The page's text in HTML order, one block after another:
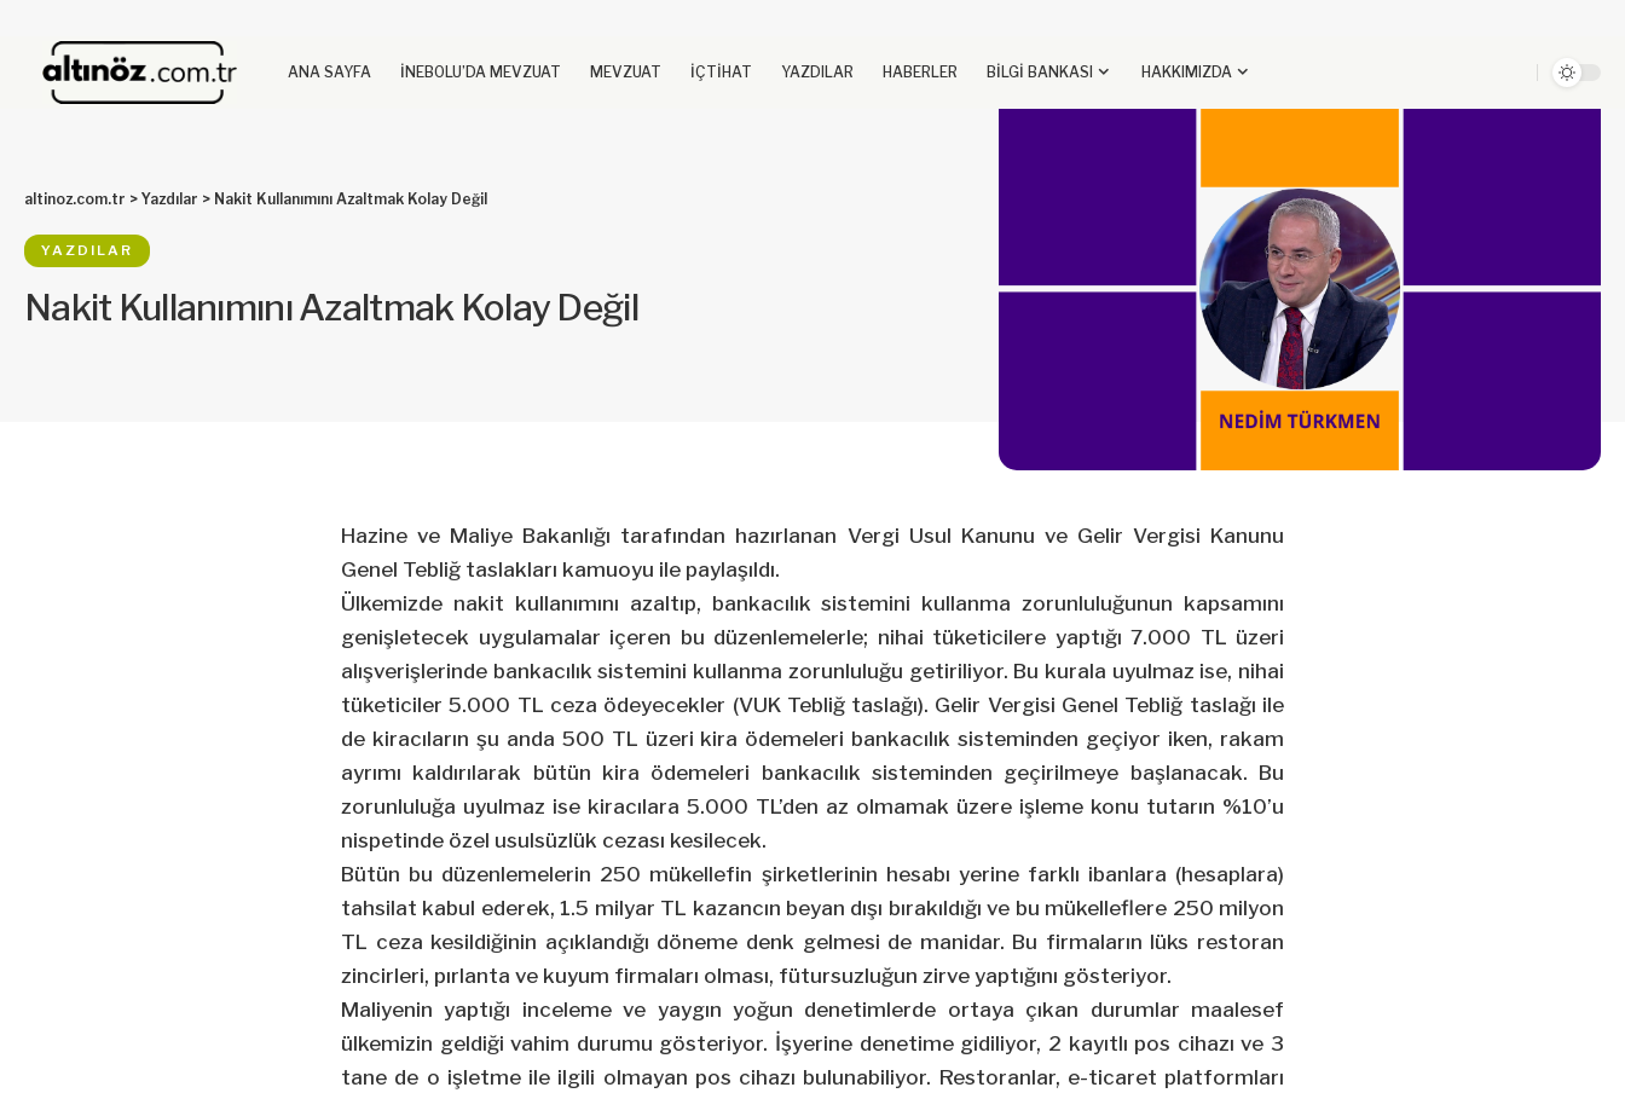
ANA SAYFA İNEBOLU’DA MEVZUAT MEVZUAT İÇTİHAT YAZDILAR HABERLER BİLGİ BANKASI HAKKIMIZDA
altinoz.com.tr > Yazdılar > Nakit Kullanımını Azaltmak Kolay Değil
YAZDILAR
Nakit Kullanımını Azaltmak Kolay Değil
Hazine ve Maliye Bakanlığı tarafından hazırlanan Vergi Usul Kanunu ve Gelir Vergisi Kanunu
Genel Tebliğ taslakları kamuoyu ile paylaşıldı.
Ülkemizde nakit kullanımını azaltıp, bankacılık sistemini kullanma zorunluluğunun kapsamını
genişletecek uygulamalar içeren bu düzenlemelerle; nihai tüketicilere yaptığı 7.000 TL üzeri
alışverişlerinde bankacılık sistemini kullanma zorunluluğu getiriliyor. Bu kurala uyulmaz ise, nihai
tüketiciler 5.000 TL ceza ödeyecekler (VUK Tebliğ taslağı). Gelir Vergisi Genel Tebliğ taslağı ile
de kiracıların şu anda 500 TL üzeri kira ödemeleri bankacılık sisteminden geçiyor iken, rakam
ayrımı kaldırılarak bütün kira ödemeleri bankacılık sisteminden geçirilmeye başlanacak. Bu
zorunluluğa uyulmaz ise kiracılara 5.000 TL’den az olmamak üzere işleme konu tutarın %10’u
nispetinde özel usulsüzlük cezası kesilecek.
Bütün bu düzenlemelerin 250 mükellefin şirketlerinin hesabı yerine farklı ibanlara (hesaplara)
tahsilat kabul ederek, 1.5 milyar TL kazancın beyan dışı bırakıldığı ve bu mükelleflere 250 milyon
TL ceza kesildiğinin açıklandığı döneme denk gelmesi de manidar. Bu firmaların lüks restoran
zincirleri, pırlanta ve kuyum firmaları olması, fütursuzluğun zirve yaptığını gösteriyor.
Maliyenin yaptığı inceleme ve yaygın yoğun denetimlerde ortaya çıkan durumlar maalesef
ülkemizin geldiği vahim durumu gösteriyor. İşyerine denetime gidiliyor, 2 kayıtlı pos cihazı ve 3
tane de o işletme ile ilgili olmayan pos cihazı bulunabiliyor. Restoranlar, e-ticaret platformları